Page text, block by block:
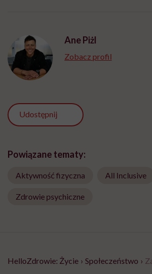
Ane Piżl
Zobacz profil
Udostępnij
Powiązane tematy:
Aktywność fizyczna All Inclusive
Zdrowie psychiczne
HelloZdrowie: Życie › Społeczeństwo ›